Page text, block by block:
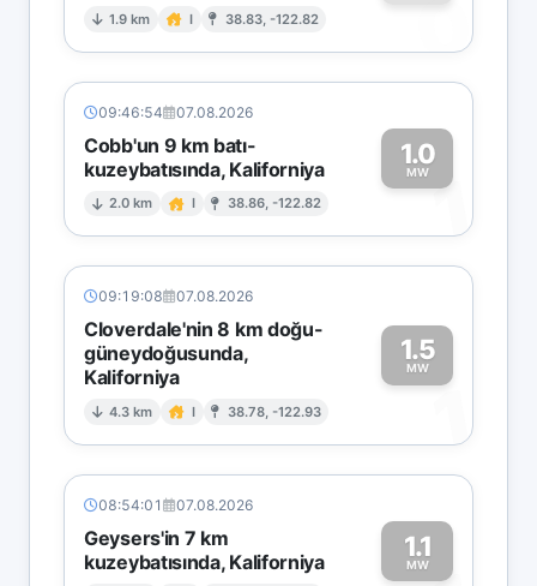
1.9 km I 38.83, -122.82 0
09:46:54 07.08.2026
Cobb'un 9 km batı-
kuzeybatısında, Kaliforniya
2.0 km I 38.86, -122.82
1.0
MW1
09:19:08 07.08.2026
Cloverdale'nin 8 km doğu-
güneydoğusunda,
Kaliforniya
4.3 km I 38.78, -122.93
1.5
MW
1
08:54:01 07.08.2026
Geysers'in 7 km
kuzeybatısında, Kaliforniya
1.1
MW